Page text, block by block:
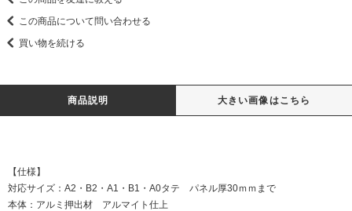
この商品について問い合わせる
買い物を続ける
商品説明 大きい画像はこちら
【仕様】
対応サイズ：A2・B2・A1・B1・A0タテ パネル厚30ｍｍまで
本体：アルミ押出材 アルマイト仕上